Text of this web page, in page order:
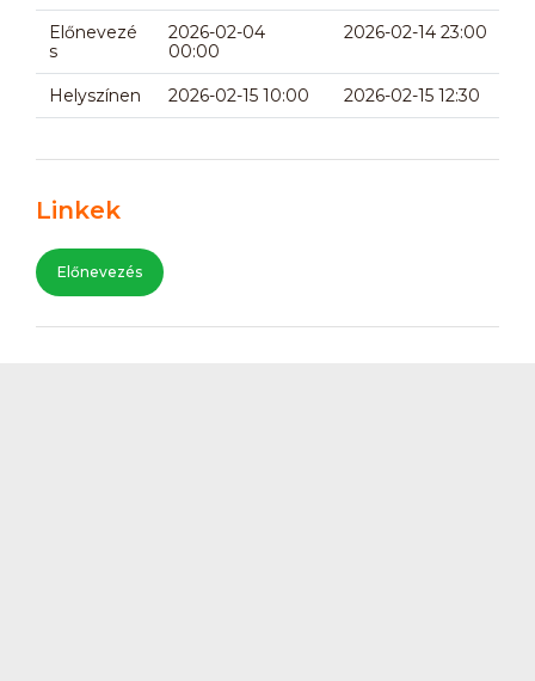
Előnevezé
s
2026-02-04
00:00
2026-02-14 23:00
Helyszínen 2026-02-15 10:00 2026-02-15 12:30
Linkek
Előnevezés